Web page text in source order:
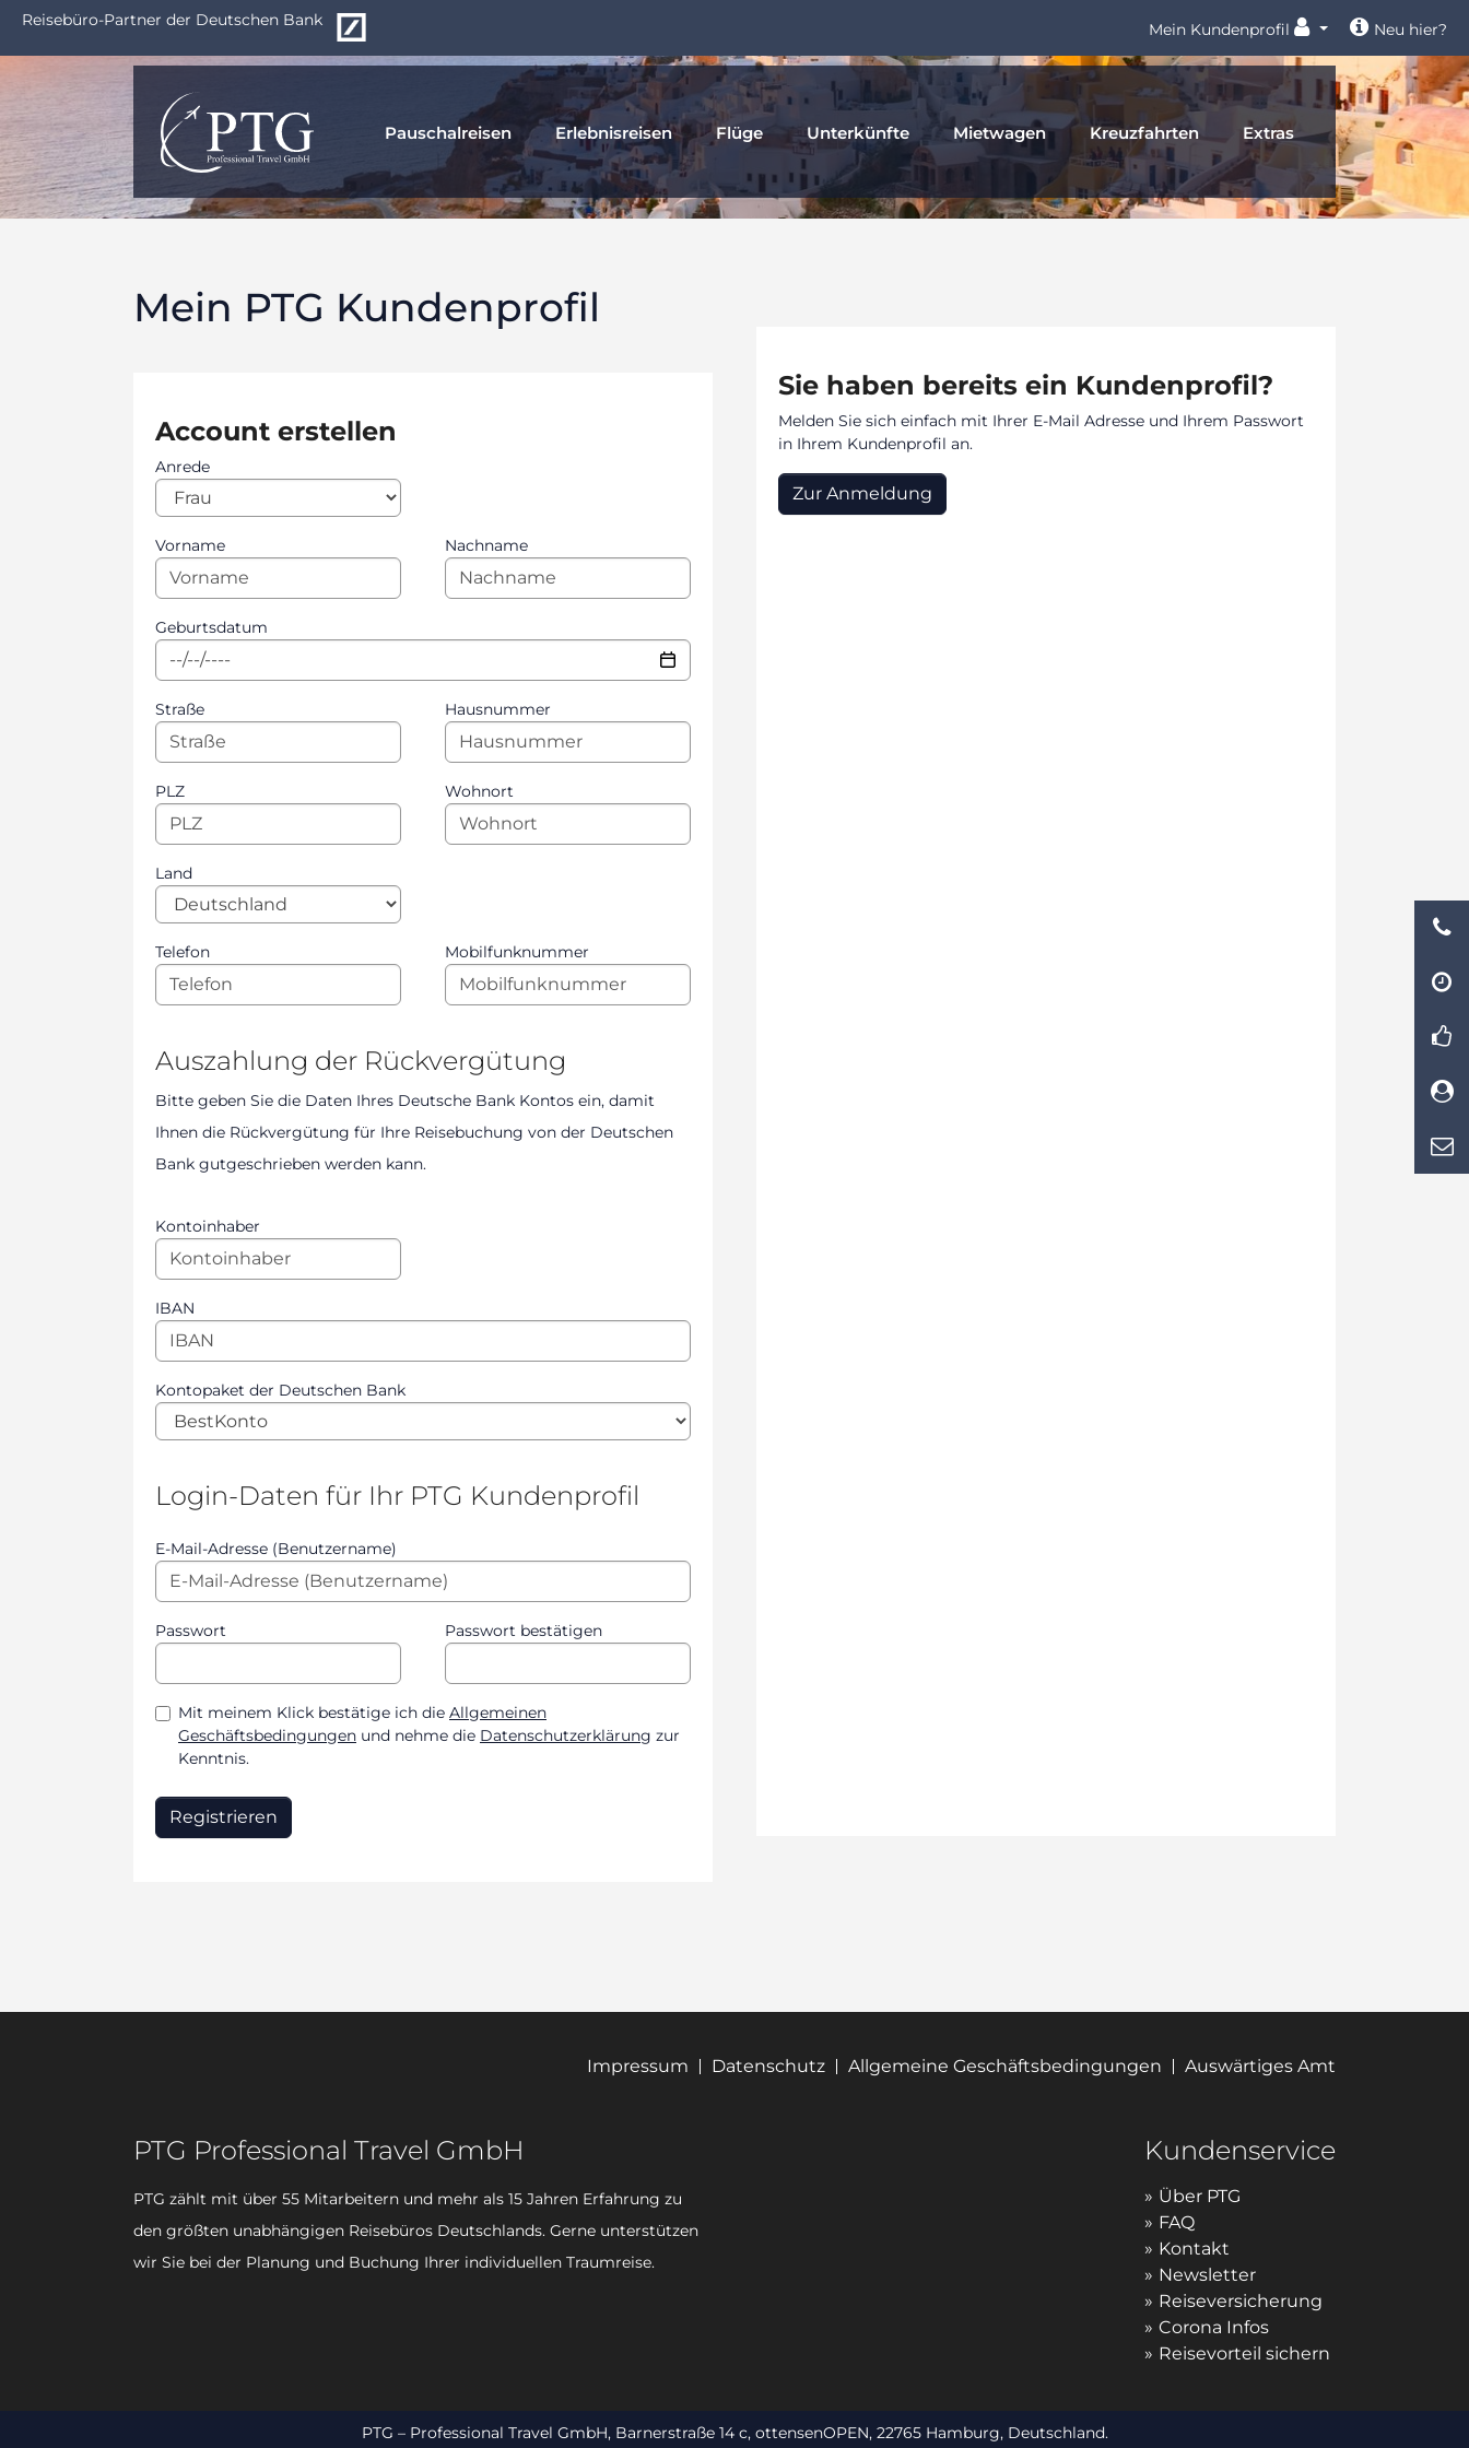
Zum
springen
Reisebüro-Partner der Deutschen Bank Neu hier?
Mein Kundenprofil
Pauschalreisen Erlebnisreisen Flüge Unterkünfte Mietwagen Kreuzfahrten Extras
Mein PTG Kundenprofil
Account erstellen
Anrede
Vorname Nachname
Geburtsdatum
Straße Hausnummer
PLZ Wohnort
Land
Telefon Mobilfunknummer
Auszahlung der Rückvergütung
Bitte geben Sie die Daten Ihres Deutsche Bank Kontos ein, damit
Ihnen die Rückvergütung für Ihre Reisebuchung von der Deutschen
Bank gutgeschrieben werden kann.
Kontoinhaber
IBAN
Kontopaket der Deutschen Bank
Login-Daten für Ihr PTG Kundenprofil
E-Mail-Adresse (Benutzername)
Passwort Passwort bestätigen
Mit meinem Klick bestätige ich die Allgemeinen
Geschäftsbedingungen und nehme die Datenschutzerklärung zur
Kenntnis.
Sie haben bereits ein Kundenprofil?
Melden Sie sich einfach mit Ihrer E-Mail Adresse und Ihrem Passwort
in Ihrem Kundenprofil an.
Zur Anmeldung
Impressum Datenschutz Allgemeine Geschäftsbedingungen Auswärtiges Amt
PTG Professional Travel GmbH
PTG zählt mit über 55 Mitarbeitern und mehr als 15 Jahren Erfahrung zu
den größten unabhängigen Reisebüros Deutschlands. Gerne unterstützen
wir Sie bei der Planung und Buchung Ihrer individuellen Traumreise.
Kundenservice
Über PTG
FAQ
Kontakt
Newsletter
Reiseversicherung
Corona Infos
Reisevorteil sichern
PTG – Professional Travel GmbH, Barnerstraße 14 c, ottensenOPEN, 22765 Hamburg, Deutschland.